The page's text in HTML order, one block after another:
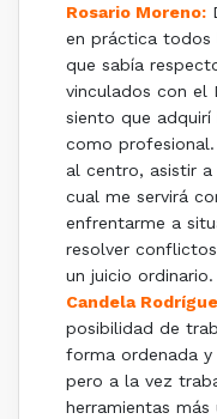
Rosario Moreno:
en práctica todos
que sabía
vinculados con el
siento que
como
al centro, asistir a
cual me servirá
enfrentarme a
resolver
un juicio ordinario.
Candela
posibilidad de
forma ordenada y
pero a la vez
herramientas